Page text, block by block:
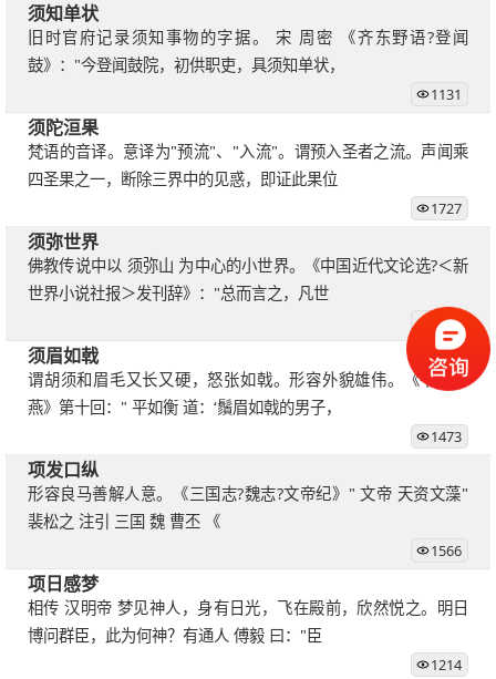
须知单状
旧时官府记录须知事物的字据。 宋 周密 《齐东野语?登闻
鼓》："今登闻鼓院，初供职吏，具须知单状，
1131
须陀洹果
梵语的音译。意译为"预流"、"入流"。谓预入圣者之流。声闻乘
四圣果之一，断除三界中的见惑，即证此果位
1727
须弥世界
佛教传说中以 须弥山 为中心的小世界。《中国近代文论选?＜新
世界小说社报＞发刊辞》："总而言之，凡世
1279
须眉如戟
谓胡须和眉毛又长又硬，怒张如戟。形容外貌雄伟。《平山冷
燕》第十回：" 平如衡 道：‘鬚眉如戟的男子，
1473
项发口纵
形容良马善解人意。《三国志?魏志?文帝纪》" 文帝 天资文藻"
裴松之 注引 三国 魏 曹丕 《
1566
项日感梦
相传 汉明帝 梦见神人，身有日光，飞在殿前，欣然悦之。明日
博问群臣，此为何神？有通人 傅毅 曰："臣
1214